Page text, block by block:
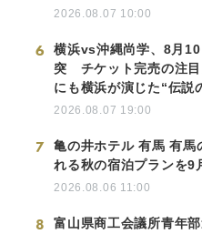
2026.08.07 10:00
6
横浜vs沖縄尚学、8月
突 チケット完売の注
にも横浜が演じた“伝説
2026.08.07 19:00
7
亀の井ホテル 有馬 有馬
れる秋の宿泊プランを9
2026.08.06 11:00
8
富山県商工会議所青年